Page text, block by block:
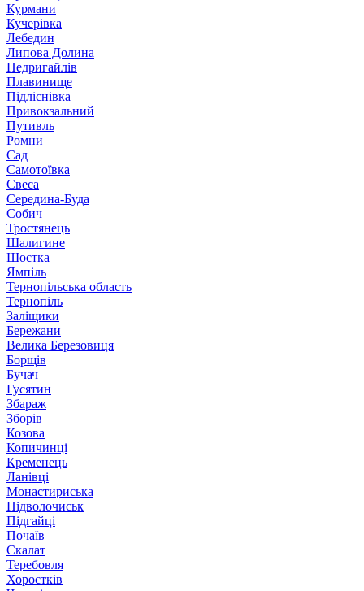
Курмани
Кучерівка
Лебедин
Липова Долина
Недригайлів
Плавинище
Підліснівка
Привокзальний
Путивль
Ромни
Сад
Самотоївка
Свеса
Середина-Буда
Собич
Тростянець
Шалигине
Шостка
Ямпіль
Тернопільська область
Тернопіль
Заліщики
Бережани
Велика Березовиця
Борщів
Бучач
Гусятин
Збараж
Зборів
Козова
Копичинці
Кременець
Ланівці
Монастириська
Підволочиськ
Підгайці
Почаїв
Скалат
Теребовля
Хоростків